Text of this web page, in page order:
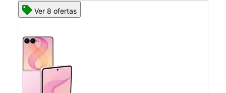
Ver 8 ofertas